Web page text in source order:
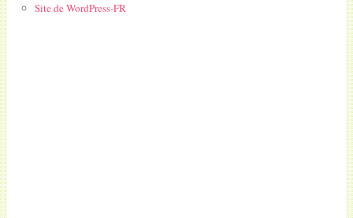
Site de WordPress-FR